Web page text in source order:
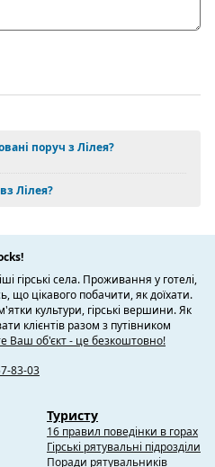
поруч з Лілея?
Лілея?
гірські села. Проживання у готелі,
що цікавого побачити, як доїхати.
культури, гірські вершини. Як
клієнтів разом з путівником
Ваш об'єкт - це безкоштовно!
83-03
Туристу
16 правил поведінки в горах
Гірські рятувальні підрозділи
Поради рятувальників